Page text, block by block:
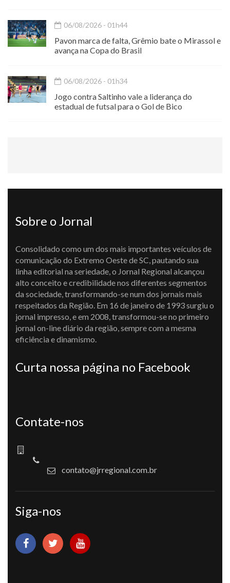
06/08/2026 - 01h44
Pavon marca de falta, Grêmio bate o Mirassol e
avança na Copa do Brasil
06/08/2026 - 01h34
Jogo contra Saltinho vale a liderança do
estadual de futsal para o Gol de Bico
Sobre o Jornal
Consolidado como um dos mais importantes veículos de
comunicação do Extremo Oeste de SC, pautando sua
linha editorial na seriedade, o Jornal Regional alcançou
alto conceito e credibilidade nos diferentes segmentos
da sociedade, transformando-se num dos jornais mais
respeitados da Região. Em 16 de janeiro de 1993 surgiu o
jornal impresso, e em 2008, transformou-se no primeiro
jornal on-line diário da região, sempre com a mesma
eficiência e dinamismo.
Curta nossa página no Facebook
Contate-nos
contato@jrregional.com.br
Siga-nos